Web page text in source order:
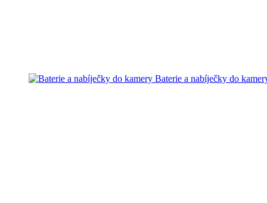
Baterie a nabíječky do